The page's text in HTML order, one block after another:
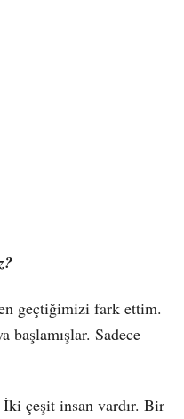
geçtiğimizi fark ettim.
başlamışlar. Sadece
çeşit insan vardır. Bir